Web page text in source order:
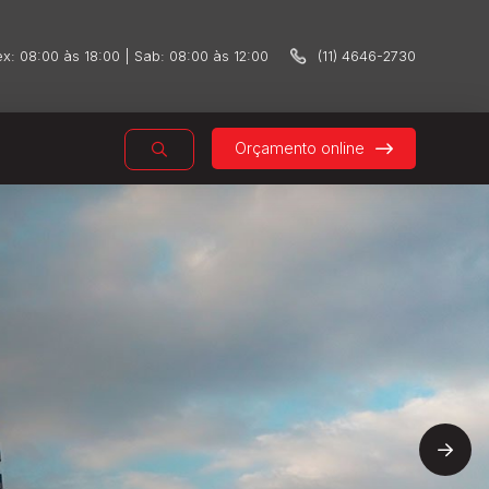
08:00 às 18:00 | Sab: 08:00 às 12:00 (11) 4646-2730
Orçamento online